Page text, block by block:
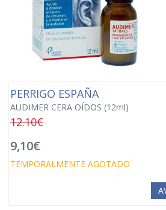
PERRIGO ESPAÑA
AUDIMER CERA OÍDOS (12ml)
12.10€
9,10€
TEMPORALMENTE AGOTADO